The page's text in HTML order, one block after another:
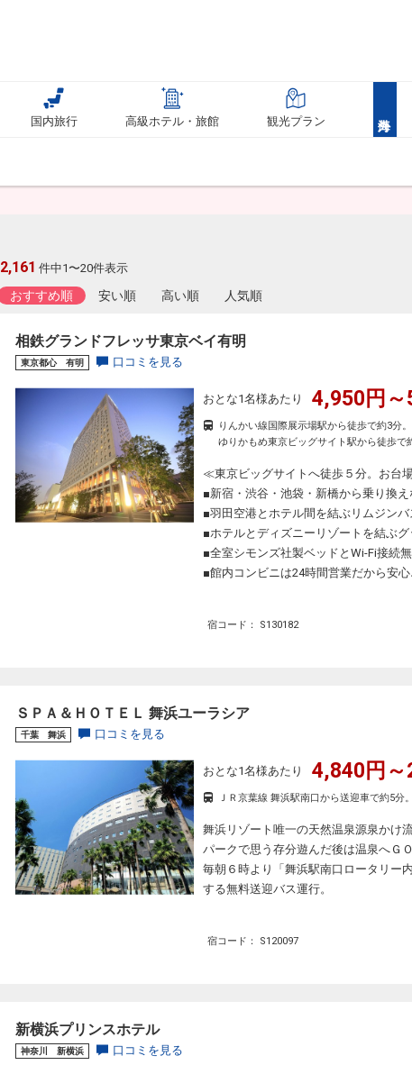
国内旅行 高級ホテル・旅館 観光プラン
2,161 件中1〜20件表示
おすすめ順 安い順 高い順 人気順
相鉄グランドフレッサ東京ベイ有明
東京都心 有明 口コミを見る
おとな1名様あたり 4,950円～
りんかい線国際展示場駅から徒歩で約3分。
ゆりかもめ東京ビッグサイト駅から徒歩で
≪東京ビッグサイトへ徒歩５分。お台
■新宿・渋谷・池袋・新橋から乗り換え
■羽田空港とホテル間を結ぶリムジンバ
■ホテルとディズニーリゾートを結ぶ
■全室シモンズ社製ベッドとWi-Fi接続
■館内コンビニは24時間営業だから安心
宿コード： S130182
ＳＰＡ＆ＨＯＴＥＬ 舞浜ユーラシア
千葉 舞浜 口コミを見る
おとな1名様あたり 4,840円～
ＪＲ京葉線 舞浜駅南口から送迎車で約5分。
舞浜リゾート唯一の天然温泉源泉かけ
パークで思う存分遊んだ後は温泉へＧＯ
毎朝６時より「舞浜駅南口ロータリー
する無料送迎バス運行。
宿コード： S120097
新横浜プリンスホテル
神奈川 新横浜 口コミを見る